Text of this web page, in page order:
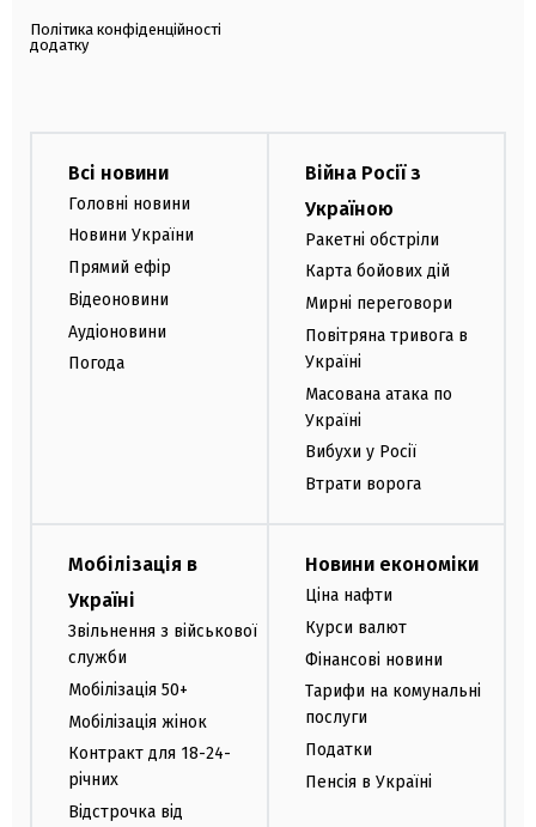
Політика конфіденційності
додатку
Всі новини
Головні новини
Новини України
Прямий ефір
Відеоновини
Аудіоновини
Погода
Війна Росії з
Україною
Ракетні обстріли
Карта бойових дій
Мирні переговори
Повітряна тривога в
Україні
Масована атака по
Україні
Вибухи у Росії
Втрати ворога
Мобілізація в
Україні
Звільнення з військової
служби
Мобілізація 50+
Мобілізація жінок
Контракт для 18-24-
річних
Відстрочка від
Новини економіки
Ціна нафти
Курси валют
Фінансові новини
Тарифи на комунальні
послуги
Податки
Пенсія в Україні